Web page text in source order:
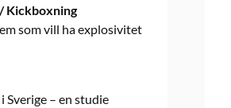
Kickboxning
som vill ha explosivitet
– en studie